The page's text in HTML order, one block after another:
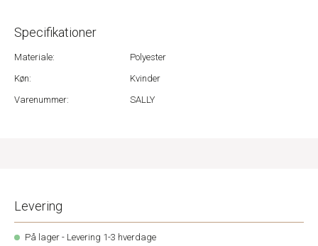
Specifikationer
Materiale:
Polyester
Køn:
Kvinder
Varenummer:
SALLY
Levering
På lager - Levering 1-3 hverdage